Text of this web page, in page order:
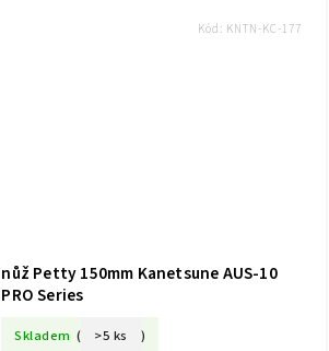
nůž Petty 150mm Kanetsune AUS-10
PRO Series
Skladem ( >5 ks )
Kód: KNTN-KC-177